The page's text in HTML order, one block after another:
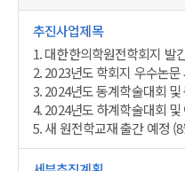
1. 대한한의학원전학회지 발
2. 2023년도 학회지 우수논문
3. 2024년도 동계학술대회 및
4. 2024년도 하계학술대회
5. 새 원전학교재 출간 예정